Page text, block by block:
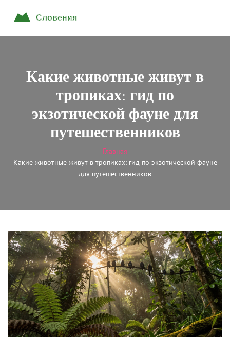
Какие животные живут в
тропиках: гид по
экзотической фауне для
путешественников
Главная
Какие животные живут в тропиках: гид по экзотической фауне
для путешественников